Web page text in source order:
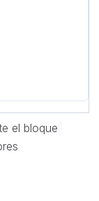
el bloque